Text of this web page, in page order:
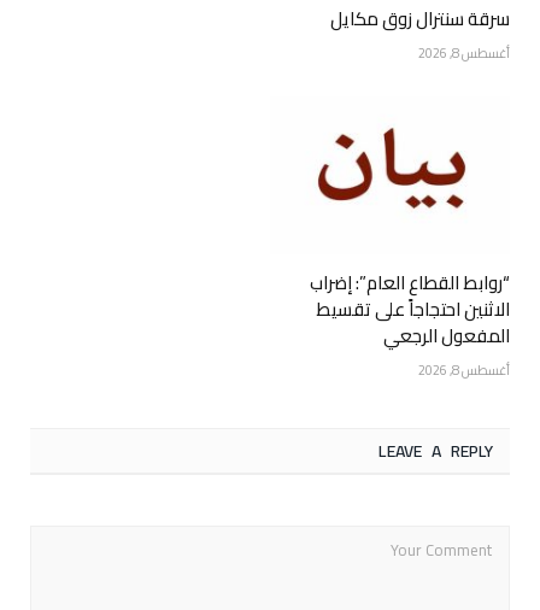
سرقة سنترال زوق مكايل
أغسطس 8, 2026
“روابط القطاع العام”: إضراب
الاثنين احتجاجاً على تقسيط
المفعول الرجعي
أغسطس 8, 2026
LEAVE A REPLY